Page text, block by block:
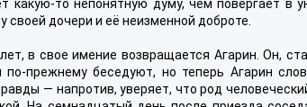
какую-то непонятную думу, чем повергает в
дочери и её неизменной доброте.
в свое имение возвращается Агарин. Он,
прежнему беседуют, но теперь Агарин
— напротив, уверяет, что род